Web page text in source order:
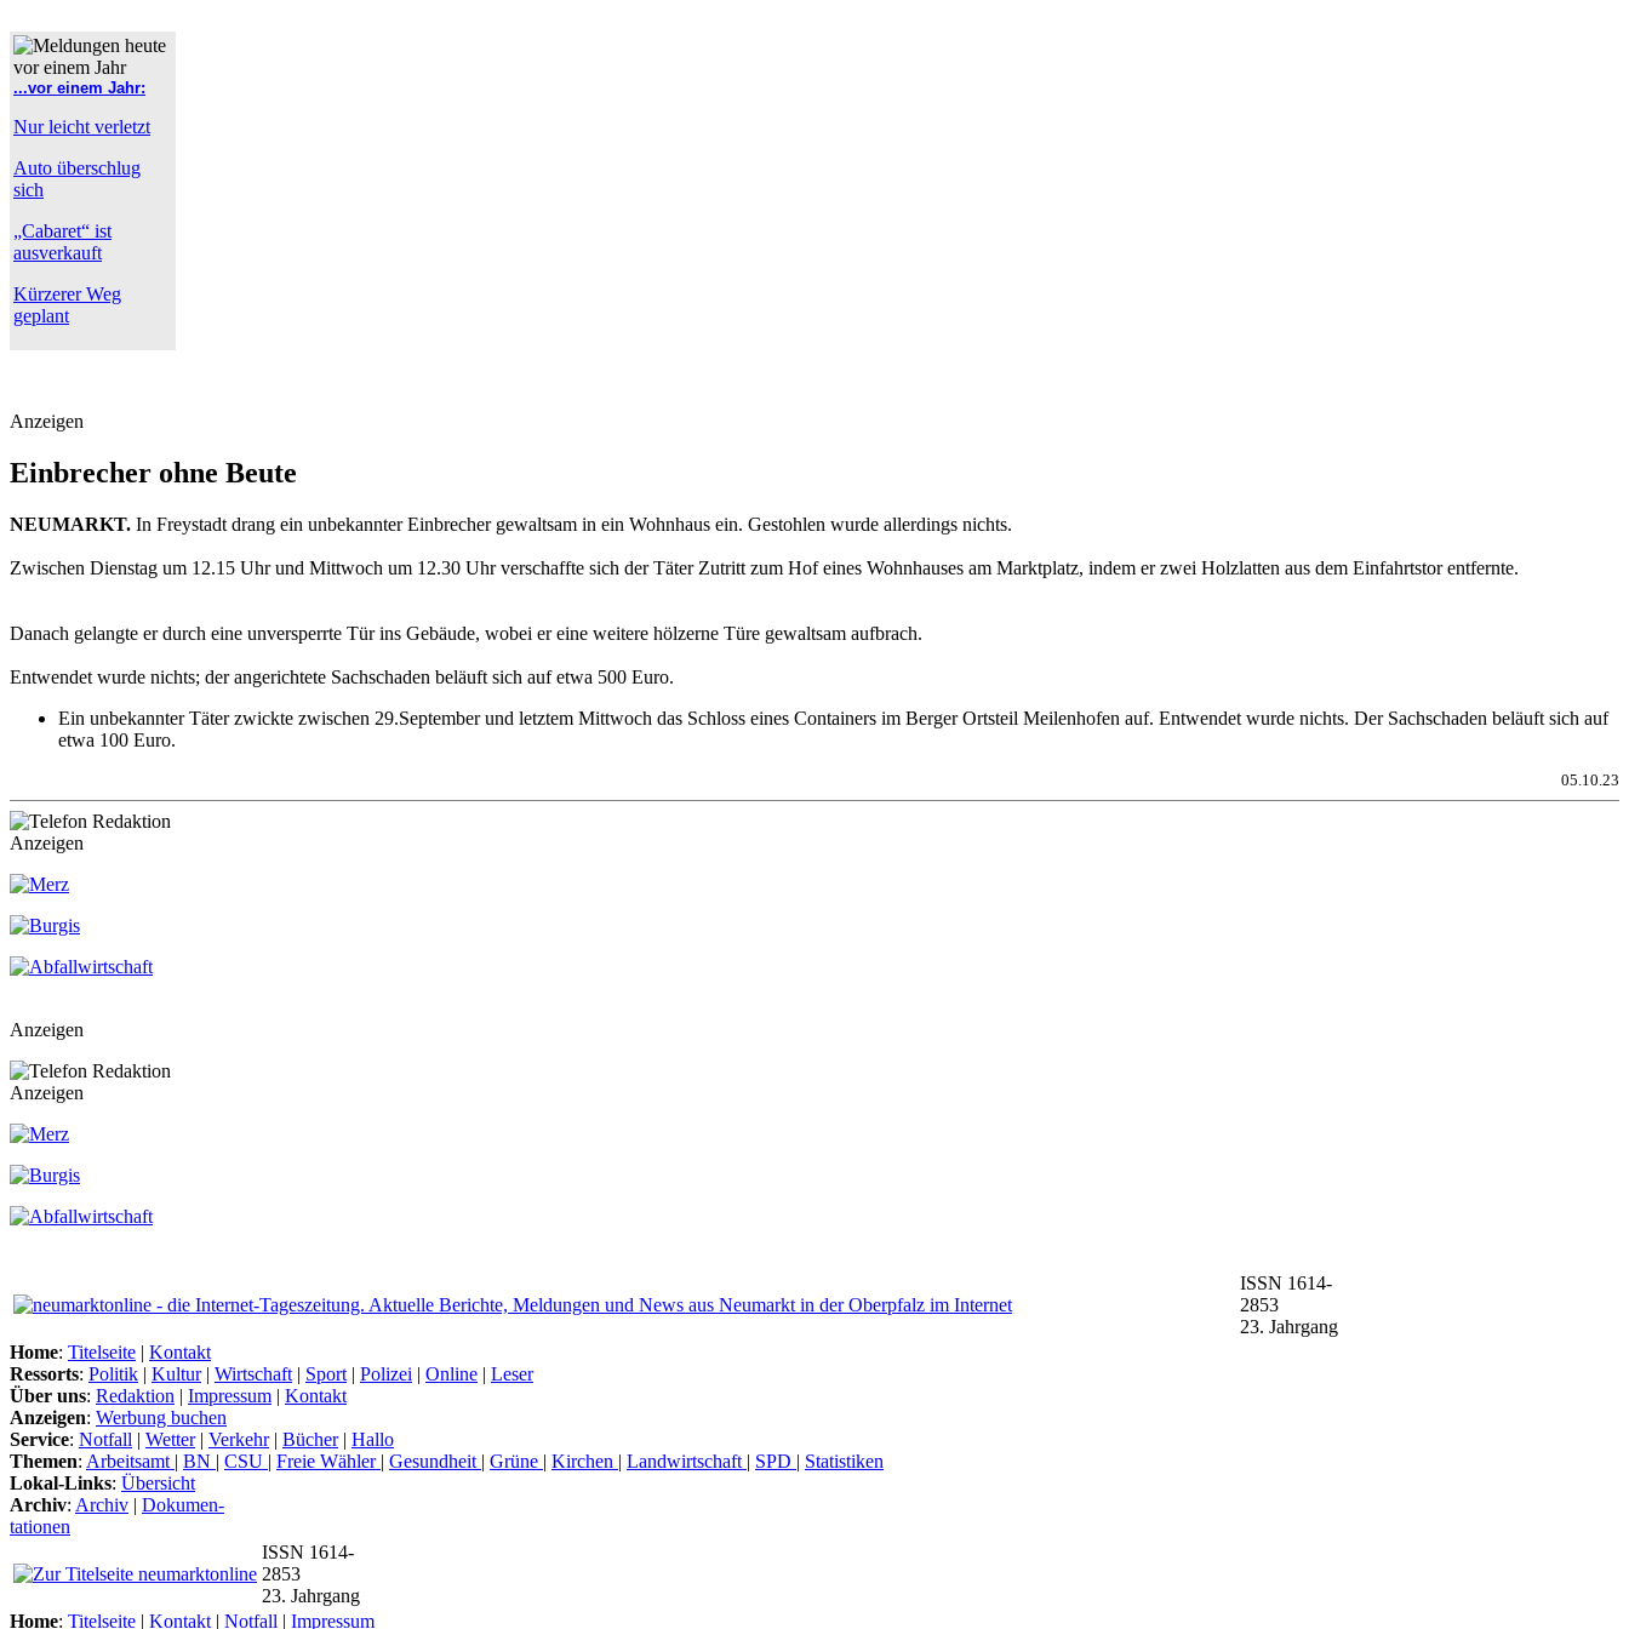
...vor einem Jahr:
Nur leicht verletzt
Auto überschlug
sich
„Cabaret“ ist
ausverkauft
Kürzerer Weg
geplant
Anzeigen
Einbrecher ohne Beute
NEUMARKT. In Freystadt drang ein unbekannter Einbrecher gewaltsam in ein Wohnhaus ein. Gestohlen wurde allerdings nichts.
Zwischen Dienstag um 12.15 Uhr und Mittwoch um 12.30 Uhr verschaffte sich der Täter Zutritt zum Hof eines Wohnhauses am Marktplatz, indem er zwei Holzlatten aus dem Einfahrtstor entfernte.
Danach gelangte er durch eine unversperrte Tür ins Gebäude, wobei er eine weitere hölzerne Türe gewaltsam aufbrach.
Entwendet wurde nichts; der angerichtete Sachschaden beläuft sich auf etwa 500 Euro.
Ein unbekannter Täter zwickte zwischen 29.September und letztem Mittwoch das Schloss eines Containers im Berger Ortsteil Meilenhofen auf. Entwendet wurde nichts. Der Sachschaden beläuft sich auf
etwa 100 Euro.
05.10.23
Anzeigen
Anzeigen
Anzeigen
ISSN 1614-
2853
23. Jahrgang
Home: Titelseite | Kontakt
Ressorts: Politik | Kultur| Wirtschaft | Sport | Polizei | Online | Leser
Über uns: Redaktion | Impressum | Kontakt
Anzeigen: Werbung buchen
Service: Notfall | Wetter| Verkehr| Bücher| Hallo
Themen: Arbeitsamt | BN | CSU | Freie Wähler | Gesundheit | Grüne | Kirchen | Landwirtschaft | SPD | Statistiken
Lokal-Links: Übersicht
Archiv: Archiv | Dokumen-
tationen
ISSN 1614-
2853
23. Jahrgang
Home: Titelseite | Kontakt | Notfall | Impressum